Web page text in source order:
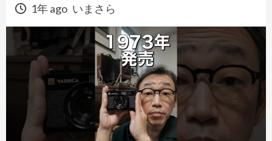
1年 ago いまさら